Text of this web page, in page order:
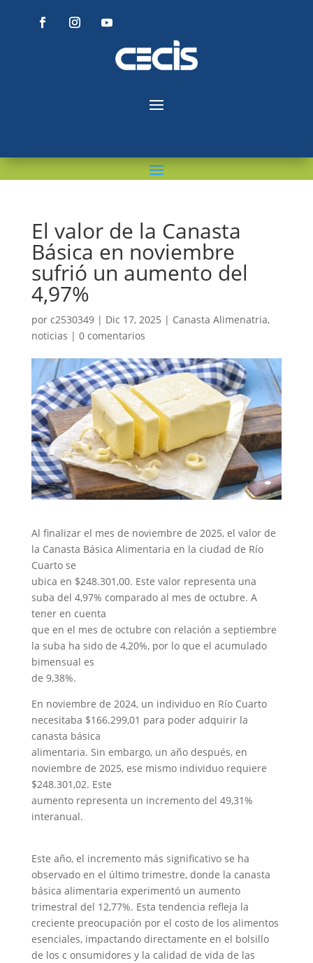
El valor de la Canasta
Básica en noviembre
sufrió un aumento del
4,97%
por c2530349| Dic 17, 2025 | Canasta Alimenatria,
noticias | 0 comentarios
Al finalizar el mes de noviembre de 2025, el valor de
la Canasta Básica Alimentaria en la ciudad de Río
Cuarto se
ubica en $248.301,00. Este valor representa una
suba del 4,97% comparado al mes de octubre. A
tener en cuenta
que en el mes de octubre con relación a septiembre
la suba ha sido de 4,20%, por lo que el acumulado
bimensual es
de 9,38%.
En noviembre de 2024, un individuo en Río Cuarto
necesitaba $166.299,01 para poder adquirir la
canasta básica
alimentaria. Sin embargo, un año después, en
noviembre de 2025, ese mismo individuo requiere
$248.301,02. Este
aumento representa un incremento del 49,31%
interanual.
Este año, el incremento más significativo se ha
observado en el último trimestre, donde la canasta
básica alimentaria experimentó un aumento
trimestral del 12,77%. Esta tendencia refleja la
creciente preocupación por el costo de los alimentos
esenciales, impactando directamente en el bolsillo
de los c onsumidores y la calidad de vida de las